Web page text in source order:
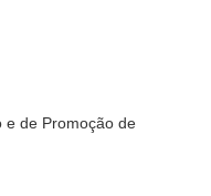
e de Promoção de